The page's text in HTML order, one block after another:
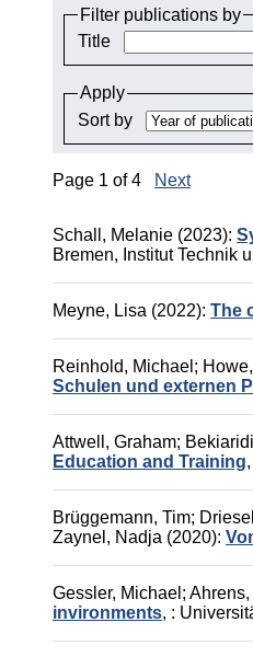
Filter publications by
Title
Apply
Sort by
Page 1 of 4 Next
Schall, Melanie (2023):
Bremen, Institut Technik
Meyne, Lisa (2022): The
Reinhold, Michael ;
Schulen und externen
Attwell, Graham;
Education and Training,
Brüggemann, Tim;
Zaynel, Nadja (2020):
Gessler, Michael ;
invironments, :